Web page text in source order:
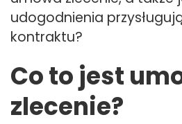
udogodnienia
kontraktu?
Co to jest
zlecenie?